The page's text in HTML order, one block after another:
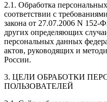
2.1. Обработка
соответствии с
закона от 27.07.2006 N
других определяющих
персональных данных
актов, руководящих и
России.
3. ЦЕЛИ ОБРАБОТКИ
ПОЛЬЗОВАТЕЛЕЙ